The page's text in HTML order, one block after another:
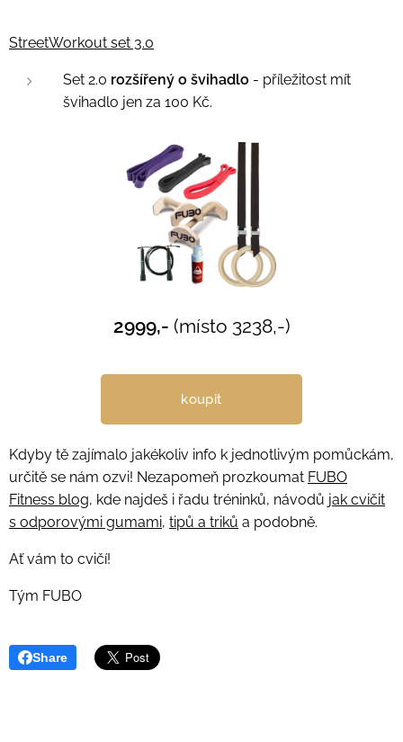
StreetWorkout set 3.0
Set 2.0 rozšířený o švihadlo - příležitost mít
švihadlo jen za 100 Kč.
2999,- (místo 3238,-)
koupit
Kdyby tě zajímalo jakékoliv info k jednotlivým pomůckám,
určitě se nám ozvi! Nezapomeň prozkoumat FUBO
Fitness blog, kde najdeš i řadu tréninků, návodů jak cvičit
s odporovými gumami, tipů a triků a podobně.
Ať vám to cvičí!
Tým FUBO
Share